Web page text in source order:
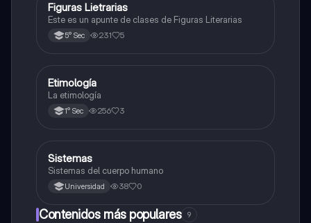
Otros
Figuras Lietrarias
Este es un apunte de clases de Figuras Literarias
5° Sec 231 5
Otros
Etimología
La etimología
1° Sec 256 3
SOtros
Sistemas
Sistemas del cuerpo humano
Universidad 38 0
Contenidos más populares 9